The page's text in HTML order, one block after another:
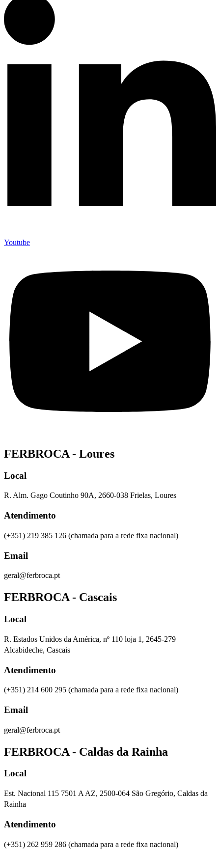
Youtube
FERBROCA - Loures
Local
R. Alm. Gago Coutinho 90A, 2660-038 Frielas, Loures
Atendimento
(+351) 219 385 126 (chamada para a rede fixa nacional)
Email
geral@ferbroca.pt
FERBROCA - Cascais
Local
R. Estados Unidos da América, nº 110 loja 1, 2645-279
Alcabideche, Cascais
Atendimento
(+351) 214 600 295 (chamada para a rede fixa nacional)
Email
geral@ferbroca.pt
FERBROCA - Caldas da Rainha
Local
Est. Nacional 115 7501 A AZ, 2500-064 São Gregório, Caldas da
Rainha
Atendimento
(+351) 262 959 286 (chamada para a rede fixa nacional)